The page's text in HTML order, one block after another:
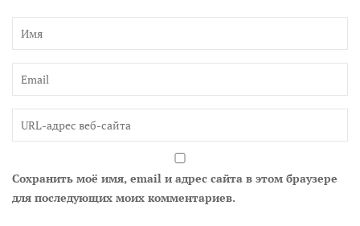
Сохранить моё имя, email и адрес сайта в этом браузере
для последующих моих комментариев.